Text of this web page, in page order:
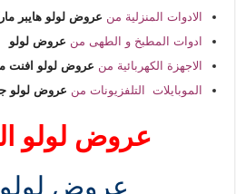
الادوات المنزلية من عروض لولو هايبر
ادوات المطبخ و الطهى من عروض لولو
الاجهزة الكهربائية من عروض لولو افنت
الموبايلات التلفزيونات من عروض لولو
عروض لولو
عروض لولو